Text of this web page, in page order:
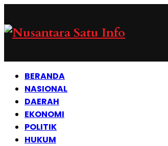
BERANDA
NASIONAL
DAERAH
EKONOMI
POLITIK
HUKUM